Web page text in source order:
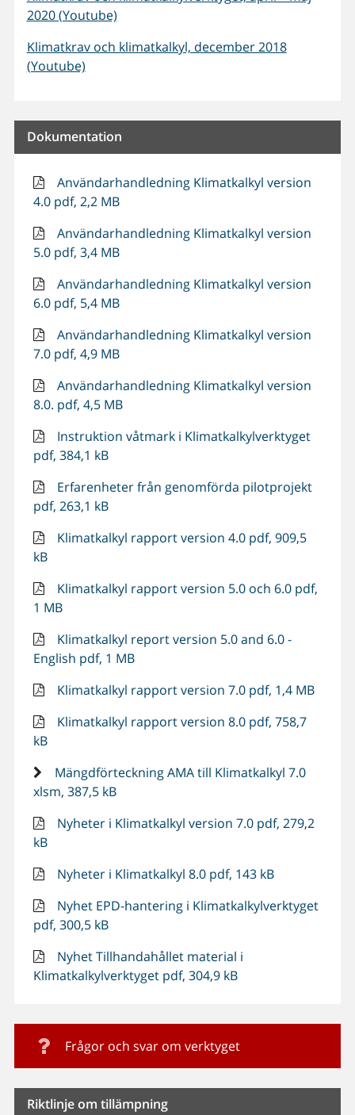
2020 (Youtube)
Klimatkrav och klimatkalkyl, december 2018
(Youtube)
Dokumentation
Användarhandledning Klimatkalkyl version
4.0 pdf, 2,2 MB
Användarhandledning Klimatkalkyl version
5.0 pdf, 3,4 MB
Användarhandledning Klimatkalkyl version
6.0 pdf, 5,4 MB
Användarhandledning Klimatkalkyl version
7.0 pdf, 4,9 MB
Användarhandledning Klimatkalkyl version
8.0. pdf, 4,5 MB
Instruktion våtmark i Klimatkalkylverktyget
pdf, 384,1 kB
Erfarenheter från genomförda pilotprojekt
pdf, 263,1 kB
Klimatkalkyl rapport version 4.0 pdf, 909,5
kB
Klimatkalkyl rapport version 5.0 och 6.0 pdf,
1 MB
Klimatkalkyl report version 5.0 and 6.0 -
English pdf, 1 MB
Klimatkalkyl rapport version 7.0 pdf, 1,4 MB
Klimatkalkyl rapport version 8.0 pdf, 758,7
kB
Mängdförteckning AMA till Klimatkalkyl 7.0
xlsm, 387,5 kB
Nyheter i Klimatkalkyl version 7.0 pdf, 279,2
kB
Nyheter i Klimatkalkyl 8.0 pdf, 143 kB
Nyhet EPD-hantering i Klimatkalkylverktyget
pdf, 300,5 kB
Nyhet Tillhandahållet material i
Klimatkalkylverktyget pdf, 304,9 kB
Frågor och svar om verktyget
Riktlinje om tillämpning